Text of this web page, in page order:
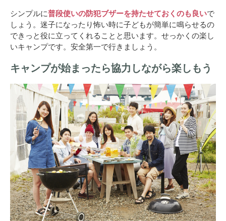
シンプルに普段使いの防犯ブザーを持たせておくのも良いで
しょう。迷子になったり怖い時に子どもが簡単に鳴らせるの
できっと役に立ってくれることと思います。せっかくの楽し
いキャンプです。安全第一で行きましょう。
キャンプが始まったら協力しながら楽しもう